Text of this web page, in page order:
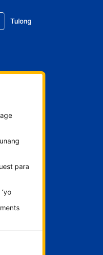
Tulong
para